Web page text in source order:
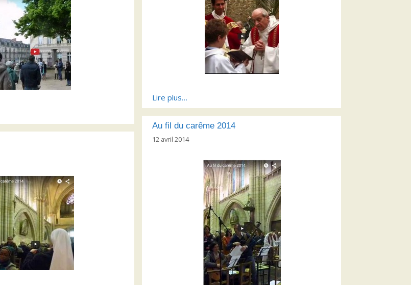
Lire plus…
Au fil du carême 2014
12 avril 2014